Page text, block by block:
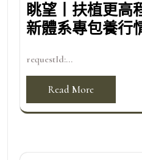
眺望丨扶植更高
新體系專包養行
requestId:...
Read More